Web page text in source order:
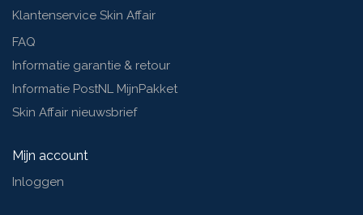
Klantenservice Skin Affair
FAQ
Informatie garantie & retour
Informatie PostNL MijnPakket
Skin Affair nieuwsbrief
Mijn account
Inloggen